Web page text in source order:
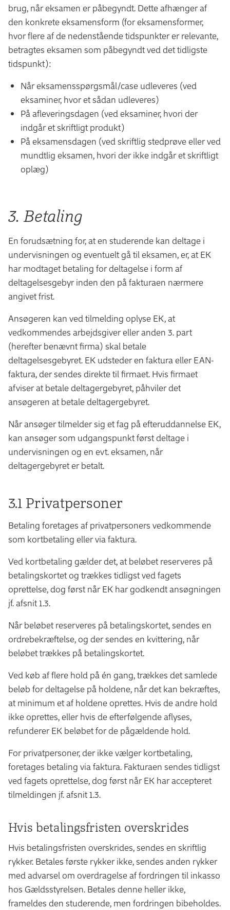
brug, når eksamen er påbegyndt. Dette afhænger af
den konkrete eksamensform (for eksamensformer,
hvor flere af de nedenstående tidspunkter er relevante,
betragtes eksamen som påbegyndt ved det tidligste
tidspunkt):
Når eksamensspørgsmål/case udleveres (ved
eksaminer, hvor et sådan udleveres)
På afleveringsdagen (ved eksaminer, hvori der
indgår et skriftligt produkt)
På eksamensdagen (ved skriftlig stedprøve eller ved
mundtlig eksamen, hvori der ikke indgår et skriftligt
oplæg)
3. Betaling
En forudsætning for, at en studerende kan deltage i
undervisningen og eventuelt gå til eksamen, er, at EK
har modtaget betaling for deltagelse i form af
deltagelsesgebyr inden den på fakturaen nærmere
angivet frist.
Ansøgeren kan ved tilmelding oplyse EK, at
vedkommendes arbejdsgiver eller anden 3. part
(herefter benævnt firma) skal betale
deltagelsesgebyret. EK udsteder en faktura eller EAN-
faktura, der sendes direkte til firmaet. Hvis firmaet
afviser at betale deltagergebyret, påhviler det
ansøgeren at betale deltagergebyret.
Når ansøger tilmelder sig et fag på efteruddannelse EK,
kan ansøger som udgangspunkt først deltage i
undervisningen og en evt. eksamen, når
deltagergebyret er betalt.
3.1 Privatpersoner
Betaling foretages af privatpersoners vedkommende
som kortbetaling eller via faktura.
Ved kortbetaling gælder det, at beløbet reserveres på
betalingskortet og trækkes tidligst ved fagets
oprettelse, dog først når EK har godkendt ansøgningen
jf. afsnit 1.3.
Når beløbet reserveres på betalingskortet, sendes en
ordrebekræftelse, og der sendes en kvittering, når
beløbet trækkes på betalingskortet.
Ved køb af flere hold på én gang, trækkes det samlede
beløb for deltagelse på holdene, når det kan bekræftes,
at minimum et af holdene oprettes. Hvis de andre hold
ikke oprettes, eller hvis de efterfølgende aflyses,
refunderer EK beløbet for de pågældende hold.
For privatpersoner, der ikke vælger kortbetaling,
foretages betaling via faktura. Fakturaen sendes tidligst
ved fagets oprettelse, dog først når EK har accepteret
tilmeldingen jf. afsnit 1.3.
Hvis betalingsfristen overskrides
Hvis betalingsfristen overskrides, sendes en skriftlig
rykker. Betales første rykker ikke, sendes anden rykker
med advarsel om overdragelse af fordringen til inkasso
hos Gældsstyrelsen. Betales denne heller ikke,
frameldes den studerende, men fordringen bibeholdes.